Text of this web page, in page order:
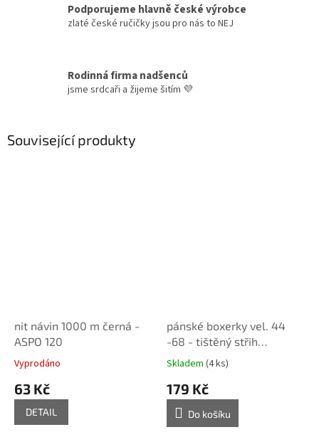
Podporujeme hlavně české výrobce
zlaté české ručičky jsou pro nás to NEJ
Rodinná firma nadšenců
jsme srdcaři a žijeme šitím 💜
Související produkty
nit návin 1000 m černá -
ASPO 120
Vyprodáno
63 Kč
DETAIL
pánské boxerky vel. 44
-68 - tištěný střih
Caramilla
Skladem (4 ks)
179 Kč
Do košíku